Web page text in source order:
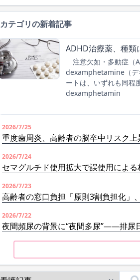
カテゴリの新着記事
ADHD治療薬、種類
注意欠如・多動症（
dexamphetamine（デ
ートは、いずれも同程
dexamphetamin
2026/7/25
重度歯周炎、高齢者の脳卒中リスク
2026/7/24
セマグルチド使用拡大で誤使用による
2026/7/23
高齢者の窓口負担「原則3割負担化
2026/7/22
夜間頻尿の背景に“夜間多尿”――排尿